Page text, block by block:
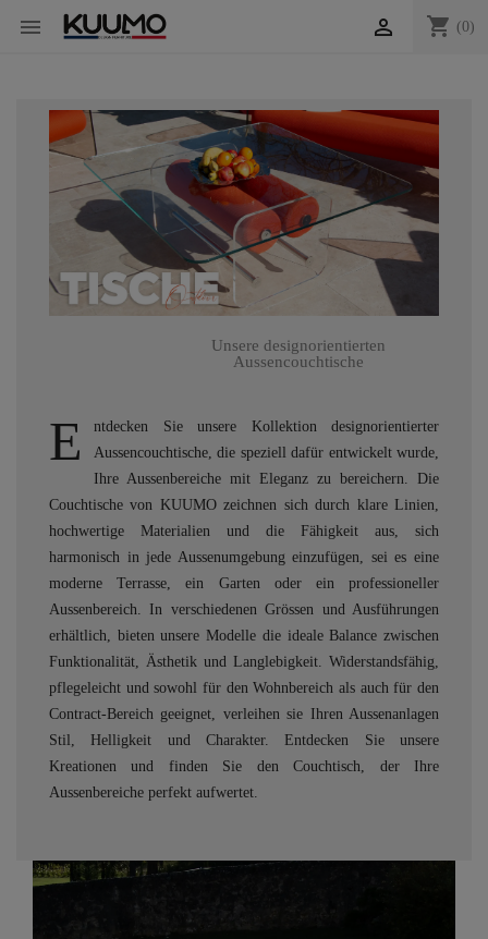
 shopping_cart (0)

Unsere designorientierten
Aussencouchtische
E
ntdecken Sie unsere Kollektion designorientierter
Aussencouchtische, die speziell dafür entwickelt wurde,
Ihre Aussenbereiche mit Eleganz zu bereichern. Die
Couchtische von KUUMO zeichnen sich durch klare Linien,
hochwertige Materialien und die Fähigkeit aus, sich
harmonisch in jede Aussenumgebung einzufügen, sei es eine
moderne Terrasse, ein Garten oder ein professioneller
Aussenbereich. In verschiedenen Grössen und Ausführungen
erhältlich, bieten unsere Modelle die ideale Balance zwischen
Funktionalität, Ästhetik und Langlebigkeit. Widerstandsfähig,
pflegeleicht und sowohl für den Wohnbereich als auch für den
Contract-Bereich geeignet, verleihen sie Ihren Aussenanlagen
Stil, Helligkeit und Charakter. Entdecken Sie unsere
Kreationen und finden Sie den Couchtisch, der Ihre
Aussenbereiche perfekt aufwertet.